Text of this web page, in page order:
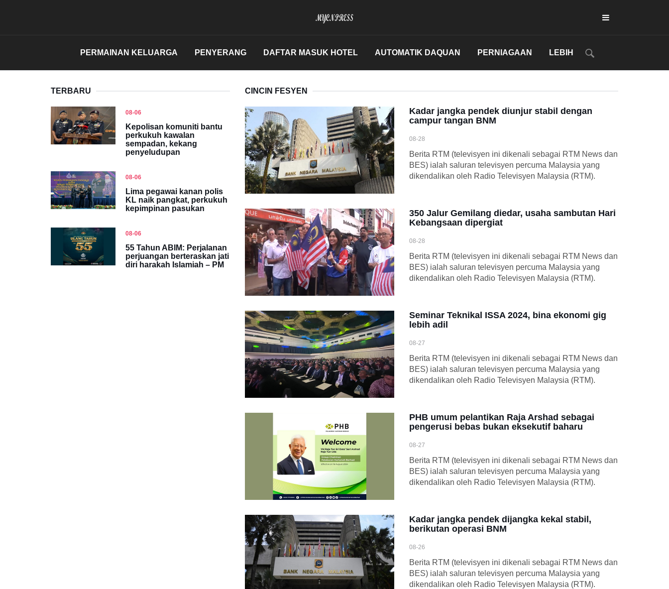
PERMAINAN KELUARGA PENYERANG DAFTAR MASUK HOTEL AUTOMATIK DAQUAN PERNIAGAAN LEBIH
TERBARU
08-06
Kepolisan komuniti bantu
perkukuh kawalan
sempadan, kekang
penyeludupan
08-06
Lima pegawai kanan polis
KL naik pangkat, perkukuh
kepimpinan pasukan
08-06
55 Tahun ABIM: Perjalanan
perjuangan berteraskan jati
diri harakah Islamiah – PM
CINCIN FESYEN
Kadar jangka pendek diunjur stabil dengan
campur tangan BNM
08-28
Berita RTM (televisyen ini dikenali sebagai RTM News dan
BES) ialah saluran televisyen percuma Malaysia yang
dikendalikan oleh Radio Televisyen Malaysia (RTM).
350 Jalur Gemilang diedar, usaha sambutan Hari
Kebangsaan dipergiat
08-28
Berita RTM (televisyen ini dikenali sebagai RTM News dan
BES) ialah saluran televisyen percuma Malaysia yang
dikendalikan oleh Radio Televisyen Malaysia (RTM).
Seminar Teknikal ISSA 2024, bina ekonomi gig
lebih adil
08-27
Berita RTM (televisyen ini dikenali sebagai RTM News dan
BES) ialah saluran televisyen percuma Malaysia yang
dikendalikan oleh Radio Televisyen Malaysia (RTM).
PHB umum pelantikan Raja Arshad sebagai
pengerusi bebas bukan eksekutif baharu
08-27
Berita RTM (televisyen ini dikenali sebagai RTM News dan
BES) ialah saluran televisyen percuma Malaysia yang
dikendalikan oleh Radio Televisyen Malaysia (RTM).
Kadar jangka pendek dijangka kekal stabil,
berikutan operasi BNM
08-26
Berita RTM (televisyen ini dikenali sebagai RTM News dan
BES) ialah saluran televisyen percuma Malaysia yang
dikendalikan oleh Radio Televisyen Malaysia (RTM).